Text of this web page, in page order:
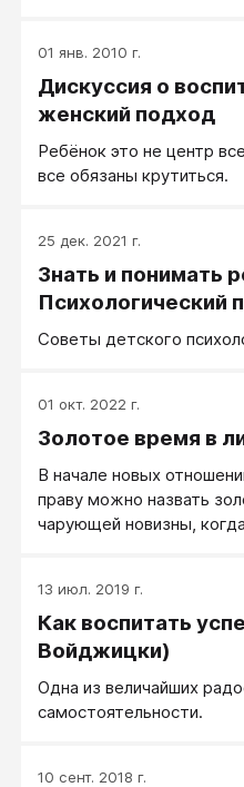
01 янв. 2010 г.
Дискуссия о
женский подход
Ребёнок это не центр
все обязаны крутиться.
25 дек. 2021 г.
Знать и понимать
Психологический
Советы детского
01 окт. 2022 г.
Золотое время в
В начале новых
праву можно назвать
чарующей новизны,
13 июл. 2019 г.
Как воспитать
Войджицки)
Одна из величайших
самостоятельности.
10 сент. 2018 г.